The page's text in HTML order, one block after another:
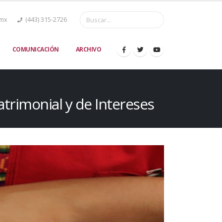
(443) 315-2726
COMUNICACIÓN ARCHIVO
y de Intereses